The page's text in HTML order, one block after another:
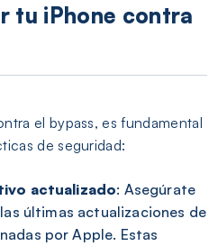
tu iPhone contra
el bypass, es fundamental
de seguridad:
actualizado: Asegúrate
últimas actualizaciones de
por Apple. Estas